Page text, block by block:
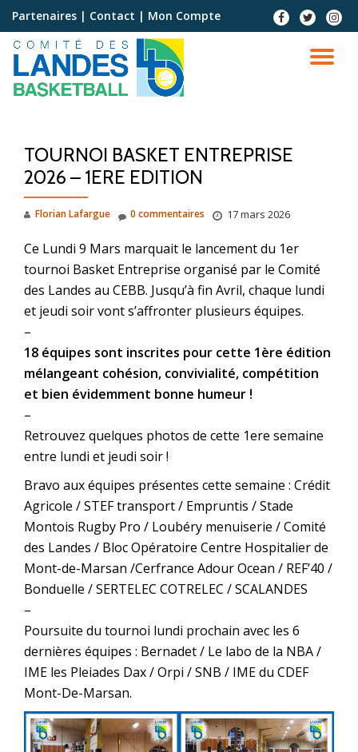
Aller
contenu
Partenaires | Contact | Mon Compte
TOURNOI BASKET ENTREPRISE
2026 – 1ERE EDITION
Florian Lafargue 17 mars 2026
0 commentaires
Ce Lundi 9 Mars marquait le lancement du 1er
tournoi Basket Entreprise organisé par le Comité
des Landes au CEBB. Jusqu’à fin Avril, chaque lundi
et jeudi soir vont s’affronter plusieurs équipes.
–
18 équipes sont inscrites pour cette 1ère édition
mélangeant cohésion, convivialité, compétition
et bien évidemment bonne humeur !
–
Retrouvez quelques photos de cette 1ere semaine
entre lundi et jeudi soir !
Bravo aux équipes présentes cette semaine : Crédit
Agricole / STEF transport / Empruntis / Stade
Montois Rugby Pro / Loubéry menuiserie / Comité
des Landes / Bloc Opératoire Centre Hospitalier de
Mont-de-Marsan /Cerfrance Adour Ocean / REF’40 /
Bonduelle / SERTELEC COTRELEC / SCALANDES
–
Poursuite du tournoi lundi prochain avec les 6
dernières équipes : Bernadet / Le labo de la NBA /
IME les Pleiades Dax / Orpi / SNB / IME du CDEF
Mont-De-Marsan.